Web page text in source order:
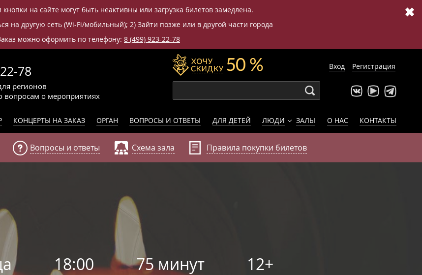
кнопки на сайте могут быть неактивны или загрузка билетов замедлена.
на другую сеть (Wi-Fi/мобильный); 2) Зайти позже или в другой части города
можно оформить по телефону: 8 (499) 923-22-78
✖
78
вопросам о мероприятиях
регионов
Вход Регистрация
КОНЦЕРТЫ НА ЗАКАЗ ОРГАН ВОПРОСЫ И ОТВЕТЫ ДЛЯ ДЕТЕЙ ЛЮДИ ЗАЛЫ О НАС КОНТАКТЫ
Вопросы и ответы Схема зала Правила покупки билетов
18:00 75 минут 12+